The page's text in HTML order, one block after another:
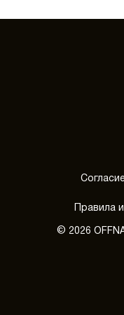
Правила
© 2026